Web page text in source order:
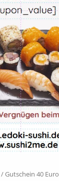
/ Gutschein 40 Euro